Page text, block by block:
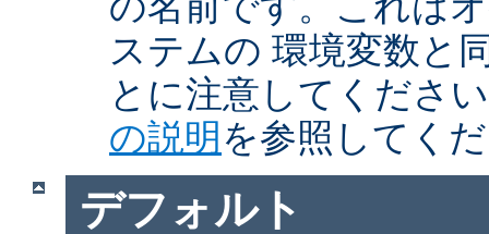
ステムの 環境変数と
とに注意してくださ
の説明 を参照してく
デフォルト